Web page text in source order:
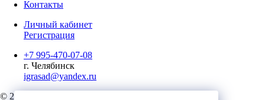
Контакты
Личный кабинет
Регистрация
+7 995-470-07-08
г. Челябинск
igrasad@yandex.ru
© 2023, Игровые Технологии